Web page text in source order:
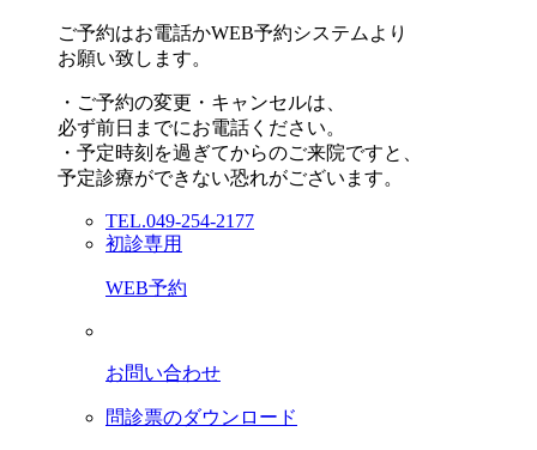
ご予約はお電話かWEB予約システムより
お願い致します。
・ご予約の変更・キャンセルは、
必ず前日までにお電話ください。
・予定時刻を過ぎてからのご来院ですと、
予定診療ができない恐れがございます。
TEL.049-254-2177
初診専用
WEB予約
お問い合わせ
問診票のダウンロード